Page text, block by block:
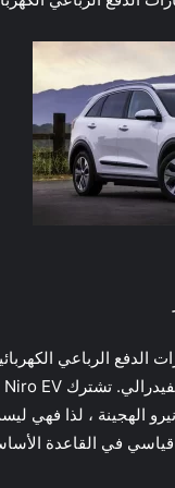
قياسي في القاعدة